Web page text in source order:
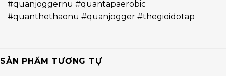
#quanjoggernu #quantapaerobic
#quanthethaonu #quanjogger #thegioidotap
SẢN PHẨM TƯƠNG TỰ